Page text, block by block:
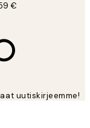
€
uutiskirjeemme!